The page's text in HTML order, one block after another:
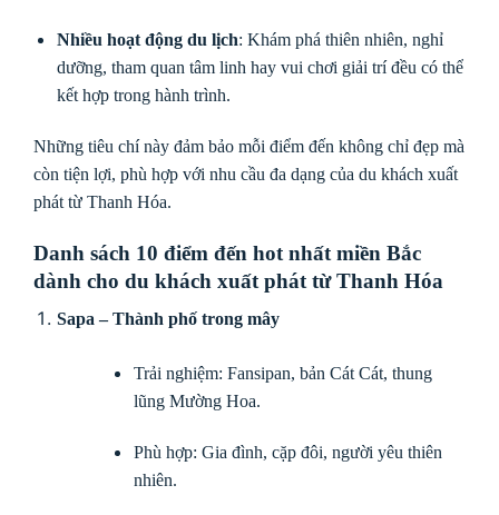
Nhiều hoạt động du lịch: Khám phá thiên nhiên, nghỉ
dưỡng, tham quan tâm linh hay vui chơi giải trí đều có thể
kết hợp trong hành trình.
Những tiêu chí này đảm bảo mỗi điểm đến không chỉ đẹp mà
còn tiện lợi, phù hợp với nhu cầu đa dạng của du khách xuất
phát từ Thanh Hóa.
Danh sách 10 điểm đến hot nhất miền Bắc
dành cho du khách xuất phát từ Thanh Hóa
Sapa – Thành phố trong mây
Trải nghiệm: Fansipan, bản Cát Cát, thung
lũng Mường Hoa.
Phù hợp: Gia đình, cặp đôi, người yêu thiên
nhiên.